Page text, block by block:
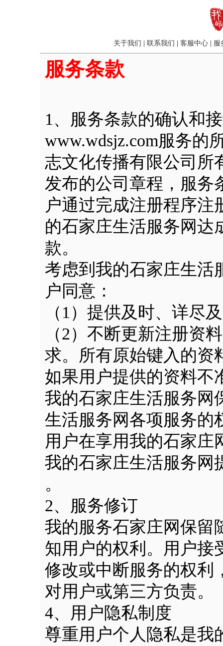
关于我们 联系我们 客服中心| 服
服务条款
1、服务条款的确认和
www.wdsjz.com服务的
志文化传播有限公司所
发布的公司章程，服务
户通过完成注册程序
的石家庄生活服务网达
款。
考虑到我的石家庄生活
户同意：
（1）提供及时、详尽
（2）不断更新注册资
求。所有原始键入的资
如果用户提供的资料不
我的石家庄生活服务网
生活服务网各项服务的
用户在享用我的石家庄
我的石家庄生活服务网
。
2、服务修订
我的服务石家庄网保留
知用户的权利。用户接
修改或中断服务的权利
对用户或第三方负责。
4、用户隐私制度
尊重用户个人隐私是我